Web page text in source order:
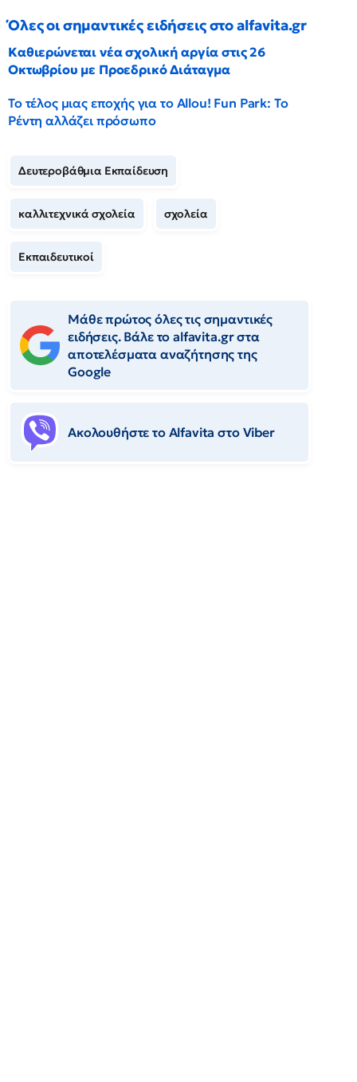
Όλες οι σημαντικές ειδήσεις στο alfavita.gr
Καθιερώνεται νέα σχολική αργία στις 26
Οκτωβρίου με Προεδρικό Διάταγμα
Το τέλος μιας εποχής για το Allou! Fun Park: Το
Ρέντη αλλάζει πρόσωπο
Δευτεροβάθμια Εκπαίδευση
καλλιτεχνικά σχολεία σχολεία
Εκπαιδευτικοί
Μάθε πρώτος όλες τις σημαντικές
ειδήσεις. Βάλε το alfavita.gr στα
αποτελέσματα αναζήτησης της
Google
Ακολουθήστε το Αlfavita στο Viber